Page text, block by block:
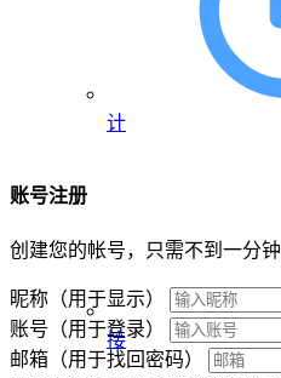
计
接
账号注册
创建您的帐号，只需不到一分钟
昵称（用于显示）
账号（用于登录）
邮箱（用于找回密码）